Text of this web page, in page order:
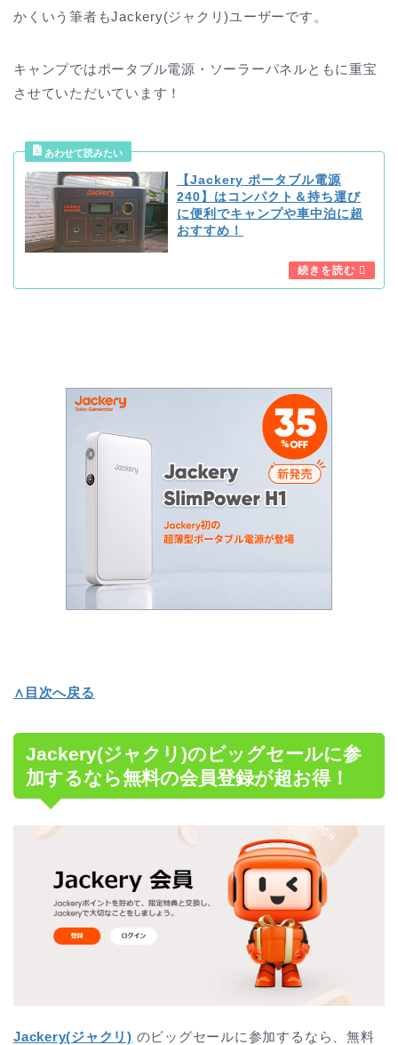
かくいう筆者もJackery(ジャクリ)ユーザーです。
キャンプではポータブル電源・ソーラーパネルともに重宝
させていただいています！
【Jackery ポータブル電源
240】はコンパクト＆持ち運び
に便利でキャンプや車中泊に超
おすすめ！
∧目次へ戻る
Jackery(ジャクリ)のビッグセールに参
加するなら無料の会員登録が超お得！
Jackery(ジャクリ) のビッグセールに参加するなら、無料